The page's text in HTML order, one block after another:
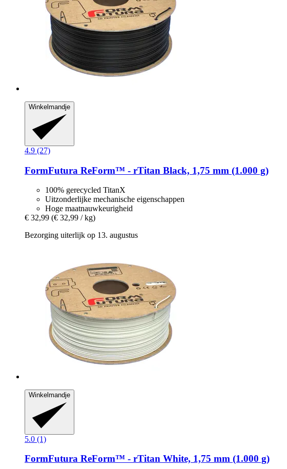
Winkelmandje
4.9 (27)
FormFutura ReForm™ -​ rTitan Black, 1,75 mm (1.000 g)
100% gerecycled TitanX
Uitzonderlijke mechanische eigenschappen
Hoge maatnauwkeurigheid
€ 32,99 (€ 32,99 / kg)
Bezorging uiterlijk op 13. augustus
Winkelmandje
5.0 (1)
FormFutura ReForm™ -​ rTitan White, 1,75 mm (1.000 g)